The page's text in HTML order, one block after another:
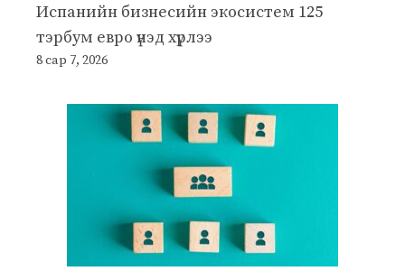
Испанийн бизнесийн экосистем 125
тэрбум евро үнэд хүрлээ
8 сар 7, 2026